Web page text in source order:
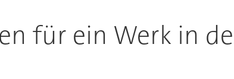
für ein Werk in